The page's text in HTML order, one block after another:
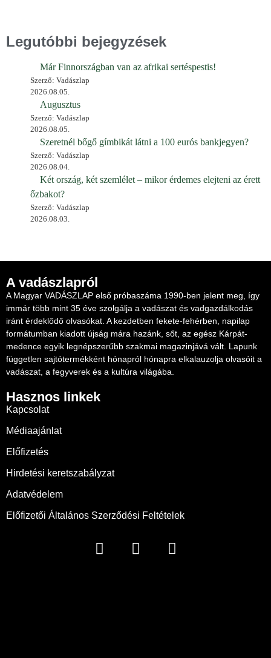
Legutóbbi bejegyzések
Már Finnországban van az afrikai sertéspestis!
Szerző: Vadászlap
2026.08.05.
Augusztus
Szerző: Vadászlap
2026.08.05.
Szeretnél bőgő gímbikát látni a 100 eurós bankjegyen?
Szerző: Vadászlap
2026.08.04.
Két ország, két szemlélet – mikor érdemes elejteni az érett
őzbakot?
Szerző: Vadászlap
2026.08.03.
A vadászlapról
A Magyar VADÁSZLAP első próbaszáma 1990-ben jelent meg, így
immár több mint 35 éve szolgálja a vadászat és vadgazdálkodás
iránt érdeklődő olvasókat. A kezdetben fekete-fehérben, napilap
formátumban kiadott újság mára hazánk, sőt, az egész Kárpát-
medence egyik legnépszerűbb szakmai magazinjává vált. Lapunk
független sajtótermékként hónapról hónapra elkalauzolja olvasóit a
vadászat, a fegyverek és a kultúra világába.
Hasznos linkek
Kapcsolat
Médiaajánlat
Előfizetés
Hirdetési keretszabályzat
Adatvédelem
Előfizetői Általános Szerződési Feltételek